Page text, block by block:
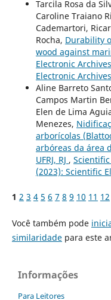
Tarcila Rosa da
Caroline Traiano
Cademartori,
Rocha, Durability
wood against
Electronic
Electronic Archives
Aline Barreto
Campos Martin
Elen de Lima
Menezes,
arborícolas
arbóreas da área
UFRJ, RJ ,
(2023): Scientific
1 2 3 4 5 6 7 8 9 10 11 12
Você também pode
similaridadepara este
Informações
Para Leitores